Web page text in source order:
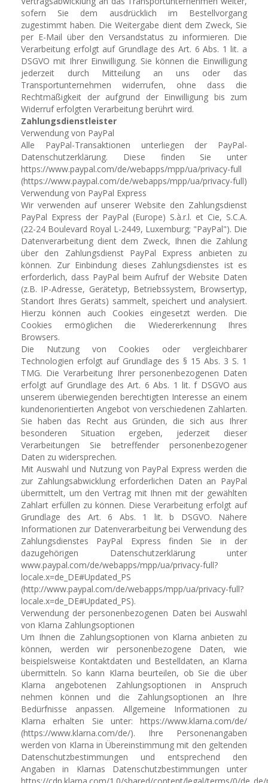
sofern Sie dem ausdrücklich im Bestellvorgang
zugestimmt haben. Die Weitergabe dient dem Zweck, Sie
per E-Mail über den Versandstatus zu informieren. Die
Verarbeitung erfolgt auf Grundlage des Art. 6 Abs. 1 lit. a
DSGVO mit Ihrer Einwilligung. Sie können die Einwilligung
jederzeit durch Mitteilung an uns oder das
Transportunternehmen widerrufen, ohne dass die
Rechtmäßigkeit der aufgrund der Einwilligung bis zum
Widerruf erfolgten Verarbeitung berührt wird.
Zahlungsdienstleister
Verwendung von PayPal
Alle PayPal-Transaktionen unterliegen der PayPal-
Datenschutzerklärung. Diese finden Sie unter
https://www.paypal.com/de/webapps/mpp/ua/privacy-full
(https://www.paypal.com/de/webapps/mpp/ua/privacy-full)
Verwendung von PayPal Express
Wir verwenden auf unserer Website den Zahlungsdienst
PayPal Express der PayPal (Europe) S.à.r.l. et Cie, S.C.A.
(22-24 Boulevard Royal L-2449, Luxemburg; "PayPal"). Die
Datenverarbeitung dient dem Zweck, Ihnen die Zahlung
über den Zahlungsdienst PayPal Express anbieten zu
können. Zur Einbindung dieses Zahlungsdienstes ist es
erforderlich, dass PayPal beim Aufruf der Website Daten
(z.B. IP-Adresse, Gerätetyp, Betriebssystem, Browsertyp,
Standort Ihres Geräts) sammelt, speichert und analysiert.
Hierzu können auch Cookies eingesetzt werden. Die
Cookies ermöglichen die Wiedererkennung Ihres
Browsers.
Die Nutzung von Cookies oder vergleichbarer
Technologien erfolgt auf Grundlage des § 15 Abs. 3 S. 1
TMG. Die Verarbeitung Ihrer personenbezogenen Daten
erfolgt auf Grundlage des Art. 6 Abs. 1 lit. f DSGVO aus
unserem überwiegenden berechtigten Interesse an einem
kundenorientierten Angebot von verschiedenen Zahlarten.
Sie haben das Recht aus Gründen, die sich aus Ihrer
besonderen Situation ergeben, jederzeit dieser
Verarbeitungen Sie betreffender personenbezogener
Daten zu widersprechen.
Mit Auswahl und Nutzung von PayPal Express werden die
zur Zahlungsabwicklung erforderlichen Daten an PayPal
übermittelt, um den Vertrag mit Ihnen mit der gewählten
Zahlart erfüllen zu können. Diese Verarbeitung erfolgt auf
Grundlage des Art. 6 Abs. 1 lit. b DSGVO. Nähere
Informationen zur Datenverarbeitung bei Verwendung des
Zahlungsdienstes PayPal Express finden Sie in der
dazugehörigen Datenschutzerklärung unter
www.paypal.com/de/webapps/mpp/ua/privacy-full?
locale.x=de_DE#Updated_PS
(http://www.paypal.com/de/webapps/mpp/ua/privacy-full?
locale.x=de_DE#Updated_PS).
Verwendung der personenbezogenen Daten bei Auswahl
von Klarna Zahlungsoptionen
Um Ihnen die Zahlungsoptionen von Klarna anbieten zu
können, werden wir personenbezogene Daten, wie
beispielsweise Kontaktdaten und Bestelldaten, an Klarna
übermitteln. So kann Klarna beurteilen, ob Sie die über
Klarna angebotenen Zahlungsoptionen in Anspruch
nehmen können und die Zahlungsoptionen an Ihre
Bedürfnisse anpassen. Allgemeine Informationen zu
Klarna erhalten Sie unter: https://www.klarna.com/de/
(https://www.klarna.com/de/). Ihre Personenangaben
werden von Klarna in Übereinstimmung mit den geltenden
Datenschutzbestimmungen und entsprechend den
Angaben in Klarnas Datenschutzbestimmungen unter